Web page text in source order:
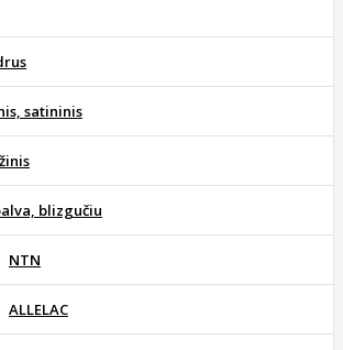
satininis
blizgučiu
NTN
ALLELAC